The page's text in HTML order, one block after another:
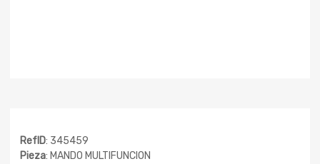
RefID: 345459
Pieza: MANDO MULTIFUNCION